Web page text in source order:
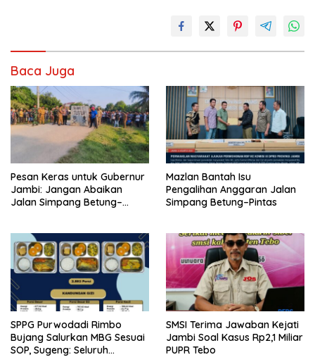
Baca Juga
Pesan Keras untuk Gubernur
Jambi: Jangan Abaikan
Jalan Simpang Betung–
Mazlan Bantah Isu
Pengalihan Anggaran Jalan
Simpang Betung–Pintas
SPPG Purwodadi Rimbo
Bujang Salurkan MBG Sesuai
SOP, Sugeng: Seluruh
SMSI Terima Jawaban Kejati
Jambi Soal Kasus Rp2,1 Miliar
PUPR Tebo